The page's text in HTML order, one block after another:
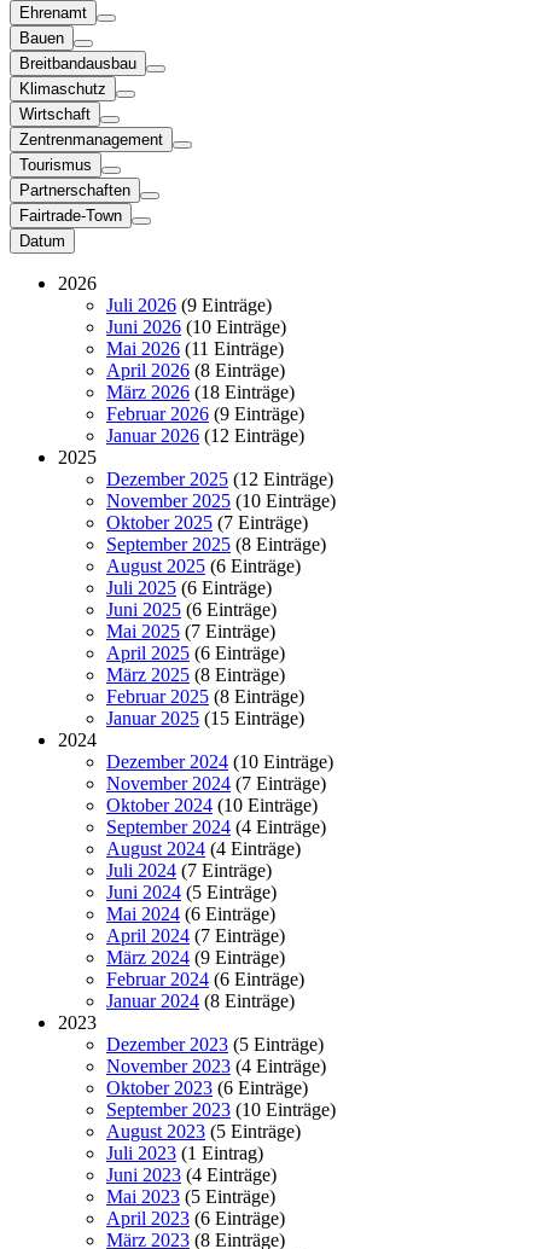
Ehrenamt
Bauen
Breitbandausbau
Klimaschutz
Wirtschaft
Zentrenmanagement
Tourismus
Partnerschaften
Fairtrade-Town
Datum
2026
Juli 2026 (9 Einträge)
Juni 2026 (10 Einträge)
Mai 2026 (11 Einträge)
April 2026 (8 Einträge)
März 2026 (18 Einträge)
Februar 2026 (9 Einträge)
Januar 2026 (12 Einträge)
2025
Dezember 2025 (12 Einträge)
November 2025 (10 Einträge)
Oktober 2025 (7 Einträge)
September 2025 (8 Einträge)
August 2025 (6 Einträge)
Juli 2025 (6 Einträge)
Juni 2025 (6 Einträge)
Mai 2025 (7 Einträge)
April 2025 (6 Einträge)
März 2025 (8 Einträge)
Februar 2025 (8 Einträge)
Januar 2025 (15 Einträge)
2024
Dezember 2024 (10 Einträge)
November 2024 (7 Einträge)
Oktober 2024 (10 Einträge)
September 2024 (4 Einträge)
August 2024 (4 Einträge)
Juli 2024 (7 Einträge)
Juni 2024 (5 Einträge)
Mai 2024 (6 Einträge)
April 2024 (7 Einträge)
März 2024 (9 Einträge)
Februar 2024 (6 Einträge)
Januar 2024 (8 Einträge)
2023
Dezember 2023 (5 Einträge)
November 2023 (4 Einträge)
Oktober 2023 (6 Einträge)
September 2023 (10 Einträge)
August 2023 (5 Einträge)
Juli 2023 (1 Eintrag)
Juni 2023 (4 Einträge)
Mai 2023 (5 Einträge)
April 2023 (6 Einträge)
März 2023 (8 Einträge)